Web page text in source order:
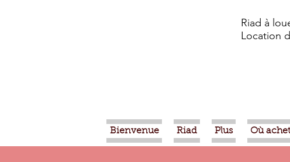
Riad à
Location
Bienvenue Riad Plus Où